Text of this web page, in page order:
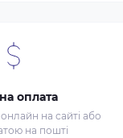
оплата
на сайті або
на пошті